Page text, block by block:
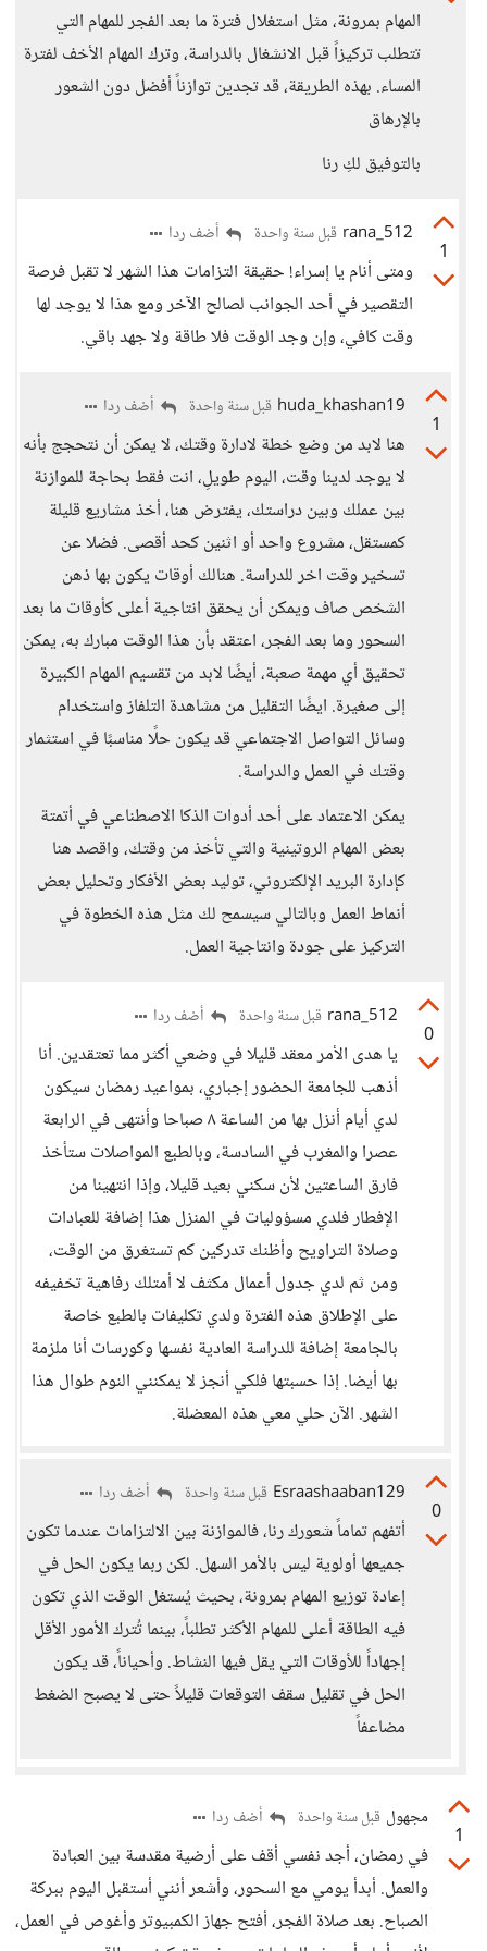
المهام بمرونة، مثل استغلال فترة ما بعد الفجر للمهام التي
تتطلب تركيزاً قبل الانشغال بالدراسة، وترك المهام الأخف لفترة
المساء. بهذه الطريقة، قد تجدين توازناً أفضل دون الشعور
بالإرهاق
بالتوفيق لكِ رنا
1
rana_512 قبل سنة واحدة أضف ردا
ومتى أنام يا إسراء! حقيقة التزامات هذا الشهر لا تقبل فرصة
التقصير في أحد الجوانب لصالح الآخر ومع هذا لا يوجد لها
وقت كافي، وإن وجد الوقت فلا طاقة ولا جهد باقي.
1
huda_khashan19 قبل سنة واحدة أضف ردا
هنا لابد من وضع خطة لادارة وقتك، لا يمكن أن نتحجج بأنه
لا يوجد لدينا وقت، اليوم طويلِ، انت فقط بحاجة للموازنة
بين عملك وبين دراستك، يفترض هنا، أخذ مشاريع قليلة
كمستقل، مشروع واحد أو اثنين كحد أقصى. فضلا عن
تسخير وقت اخر للدراسة. هنالك أوقات يكون بها ذهن
الشخص صاف ويمكن أن يحقق انتاجية أعلى كأوقات ما بعد
السحور وما بعد الفجر، اعتقد بأن هذا الوقت مبارك به، يمكن
تحقيق أي مهمة صعبة، أيضًا لابد من تقسيم المهام الكبيرة
إلى صغيرة. ايضًا التقليل من مشاهدة التلفاز واستخدام
وسائل التواصل الاجتماعي قد يكون حلًا مناسبًا في استثمار
وقتك في العمل والدراسة.
يمكن الاعتماد على أحد أدوات الذكا الاصطناعي في أتمتة
بعض المهام الروتينية والتي تأخذ من وقتك، واقصد هنا
كإدارة البريد الإلكتروني، توليد بعض الأفكار وتحليل بعض
أنماط العمل وبالتالي سيسمح لك مثل هذه الخطوة في
التركيز على جودة وانتاجية العمل.
0
rana_512 قبل سنة واحدة أضف ردا
يا هدى الأمر معقد قليلا في وضعي أكثر مما تعتقدين. أنا
أذهب للجامعة الحضور إجباري، بمواعيد رمضان سيكون
لدي أيام أنزل بها من الساعة ٨ صباحا وأنتهى في الرابعة
عصرا والمغرب في السادسة، وبالطبع المواصلات ستأخذ
فارق الساعتين لأن سكني بعيد قليلا، وإذا انتهينا من
الإفطار فلدي مسؤوليات في المنزل هذا إضافة للعبادات
وصلاة التراويح وأظنك تدركين كم تستغرق من الوقت،
ومن ثم لدي جدول أعمال مكثف لا أمتلك رفاهية تخفيفه
على الإطلاق هذه الفترة ولدي تكليفات بالطبع خاصة
بالجامعة إضافة للدراسة العادية نفسها وكورسات أنا ملزمة
بها أيضا. إذا حسبتها فلكي أنجز لا يمكنني النوم طوال هذا
الشهر. الآن حلي معي هذه المعضلة.
0
Esraashaaban129 قبل سنة واحدة أضف ردا
أتفهم تماماً شعورك رنا، فالموازنة بين الالتزامات عندما تكون
جميعها أولوية ليس بالأمر السهل. لكن ربما يكون الحل في
إعادة توزيع المهام بمرونة، بحيث يُستغل الوقت الذي تكون
فيه الطاقة أعلى للمهام الأكثر تطلباً، بينما تُترك الأمور الأقل
إجهاداً للأوقات التي يقل فيها النشاط. وأحياناً، قد يكون
الحل في تقليل سقف التوقعات قليلاً حتى لا يصبح الضغط
مضاعفاً
1
مجهول قبل سنة واحدة أضف ردا
في رمضان، أجد نفسي أقف على أرضية مقدسة بين العبادة
والعمل. أبدأ يومي مع السحور، وأشعر أنني أستقبل اليوم ببركة
الصباح. بعد صلاة الفجر، أفتح جهاز الكمبيوتر وأغوص في العمل،